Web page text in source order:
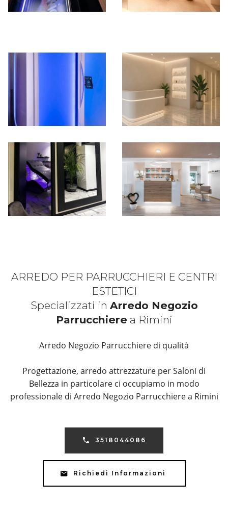
ARREDO PER PARRUCCHIERI E CENTRI
ESTETICI
Specializzati in Arredo Negozio
Parrucchierea Rimini
Arredo Negozio Parrucchiere di qualità
Progettazione, arredo attrezzature per Saloni di
Bellezza in particolare ci occupiamo in modo
professionale di Arredo Negozio Parrucchiere a Rimini
3518044086
Richiedi Informazioni